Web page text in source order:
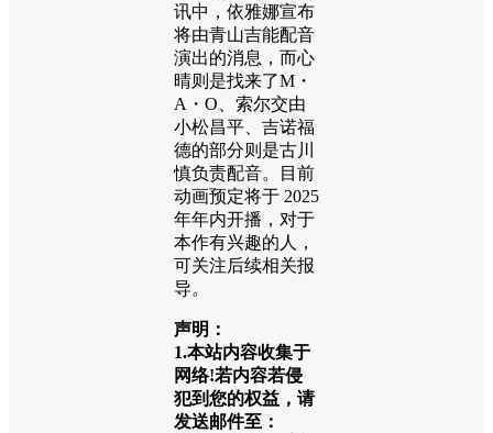
讯中，依雅娜宣布
将由青山吉能配音
演出的消息，而心
晴则是找来了M・
A・O、索尔交由
小松昌平、吉诺福
德的部分则是古川
慎负责配音。目前
动画预定将于 2025
年年内开播，对于
本作有兴趣的人，
可关注后续相关报
导。
声明：
1.本站内容收集于
网络!若内容若侵
犯到您的权益，请
发送邮件至：